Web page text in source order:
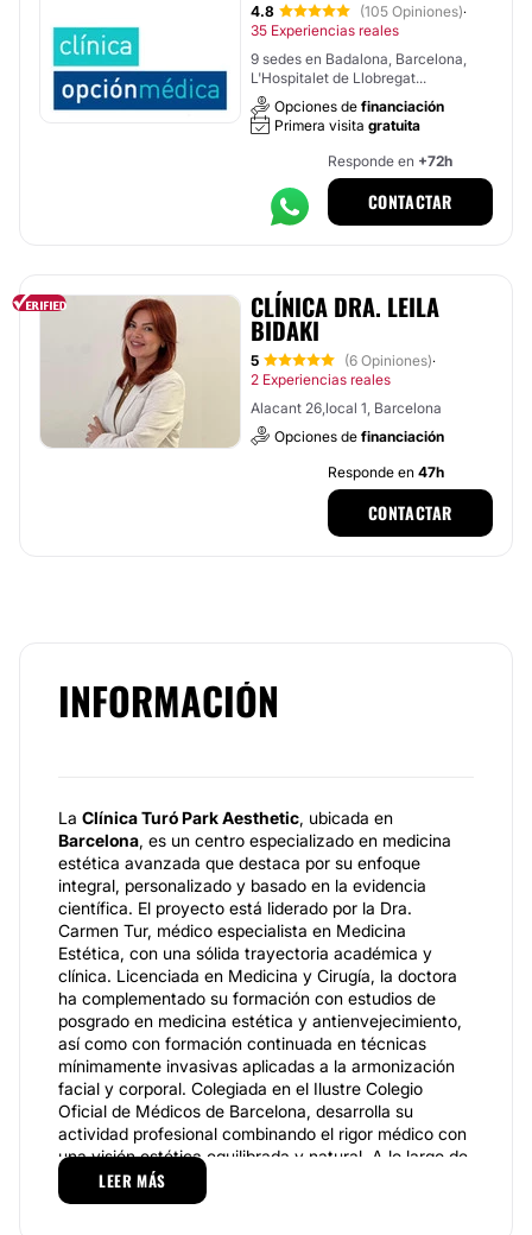
4.8 (105 Opiniones)·
35 Experiencias reales
9 sedes en Badalona, Barcelona,
L'Hospitalet de Llobregat...
Opciones de financiación
Primera visita gratuita
Responde en +72h
CONTACTAR
CLÍNICA DRA. LEILA
BIDAKI
5 (6 Opiniones)·
2 Experiencias reales
Alacant 26,local 1, Barcelona
Opciones de financiación
Responde en 47h
CONTACTAR
INFORMACIÓN
La Clínica Turó Park Aesthetic, ubicada en
Barcelona, es un centro especializado en medicina
estética avanzada que destaca por su enfoque
integral, personalizado y basado en la evidencia
científica. El proyecto está liderado por la Dra.
Carmen Tur, médico especialista en Medicina
Estética, con una sólida trayectoria académica y
clínica. Licenciada en Medicina y Cirugía, la doctora
ha complementado su formación con estudios de
posgrado en medicina estética y antienvejecimiento,
así como con formación continuada en técnicas
mínimamente invasivas aplicadas a la armonización
facial y corporal. Colegiada en el Ilustre Colegio
Oficial de Médicos de Barcelona, desarrolla su
actividad profesional combinando el rigor médico con
una visión estética equilibrada y natural. A lo largo de
su carrera ha participado en congresos nacionales e
internacionales del sector, así como en seminarios
LEER MÁS